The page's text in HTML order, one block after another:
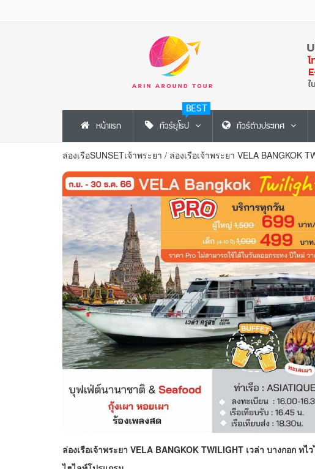
หน้าแรก ทัวร์ยุโรป
BEST
ทัวร์ต่างประเทศ
ล่องเรือSUNSETเจ้าพระยา / ล่องเรือเจ้าพระยา VELA BANGKOK
ล่องเรือเจ้าพระยา VELA BANGKOK TWILIGHT เวล่า บางกอก ทไ